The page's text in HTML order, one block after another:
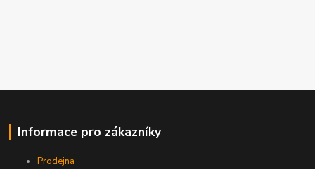
Informace pro zákazníky
Prodejna